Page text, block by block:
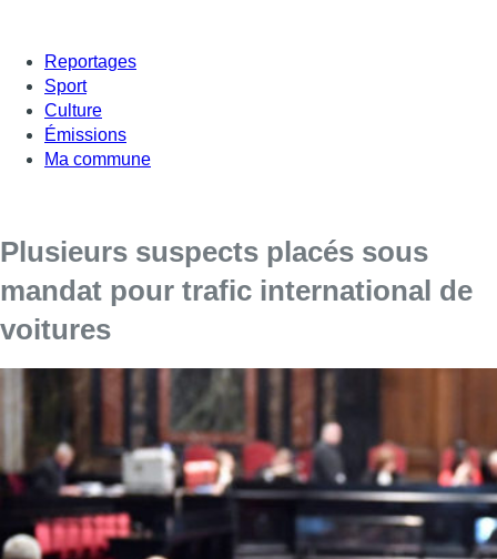
Reportages
Sport
Culture
Émissions
Ma commune
Plusieurs suspects placés sous
mandat pour trafic international de
voitures